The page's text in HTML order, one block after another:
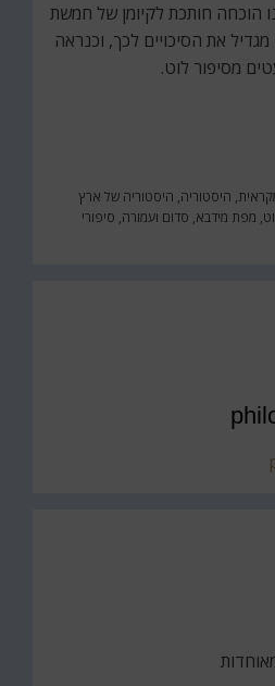
הוכחה חותכת לקיומן של חמשת
את הסיכויים לכך, וכנראה
מסיפור לוט.
, היסטוריה, היסטוריה של ארץ
, מפת מידבא, סדום ועמורה, סיפורי